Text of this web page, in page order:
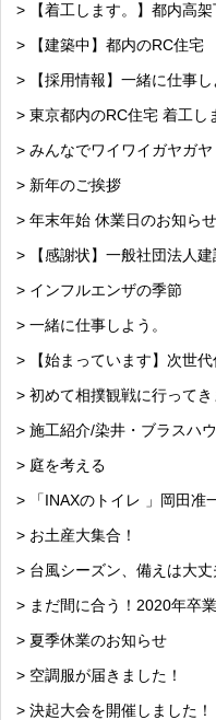
> 【着工します。】都内高
> 【建築中】都内のRC住宅
> 【採用情報】一緒に仕事し
> 東京都内のRC住宅 着工し
> みんなでワイワイガヤガヤ
> 新年のご挨拶
> 年末年始 休業日のお知らせ
> 【感謝状】一般社団法人
> インフルエンザの季節
> 一緒に仕事しよう。
> 【始まっています】次世
> 初めて相撲観戦に行ってき
> 施工紹介/染井・ブラスハ
> 庭を考える
> 「INAXのトイレ 」岡田准
> お土産大集合！
> 台風シーズン、備えは大丈
> まだ間に合う！2020年卒
> 夏季休業のお知らせ
> 空調服が届きました！
> 決起大会を開催しました！